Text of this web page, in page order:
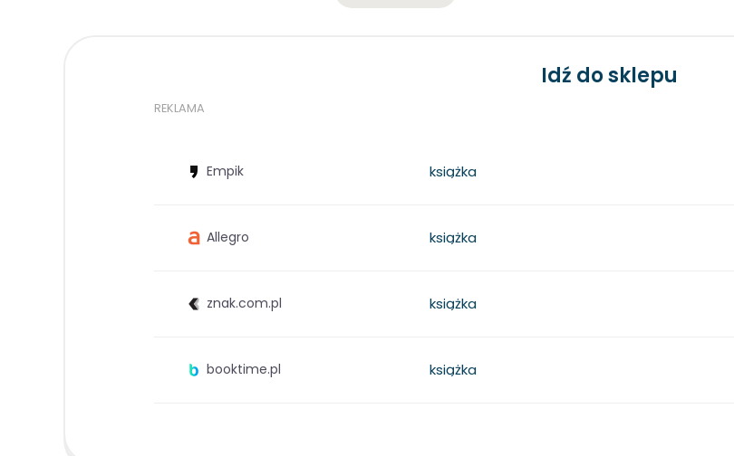
Idź do sklepu
REKLAMA
Empik książka
Allegro książka
znak.com.pl książka
booktime.pl książka